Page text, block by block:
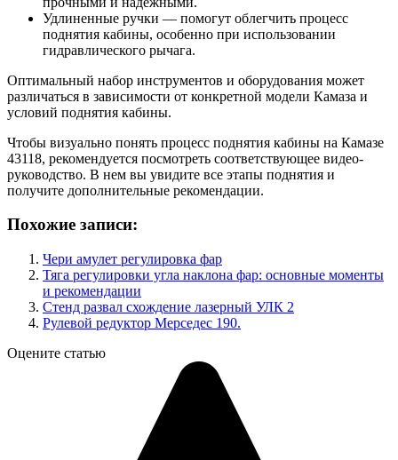
Удлиненные ручки — помогут облегчить процесс
поднятия кабины, особенно при использовании
гидравлического рычага.
Оптимальный набор инструментов и оборудования может
различаться в зависимости от конкретной модели Камаза и
условий поднятия кабины.
Чтобы визуально понять процесс поднятия кабины на Камазе
43118, рекомендуется посмотреть соответствующее видео-
руководство. В нем вы увидите все этапы поднятия и
получите дополнительные рекомендации.
Похожие записи:
Чери амулет регулировка фар
Тяга регулировки угла наклона фар: основные моменты
и рекомендации
Стенд развал схождение лазерный УЛК 2
Рулевой редуктор Мерседес 190.
Оцените статью